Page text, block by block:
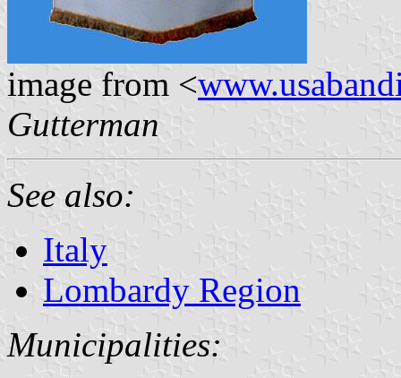
image from <
Gutterman
See also:
Italy
Lombardy Region
Municipalities: